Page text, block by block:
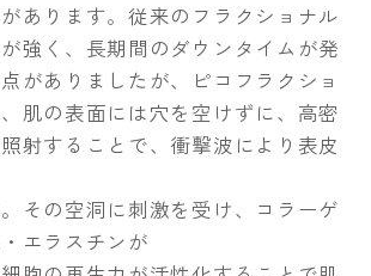
あります。従来のフラクショナル
強く、長期間のダウンタイムが発
がありましたが、ピコフラクショ
肌の表面には穴を空けずに、高密
射することで、衝撃波により表皮
その空洞に刺激を受け、コラーゲ
エラスチンが